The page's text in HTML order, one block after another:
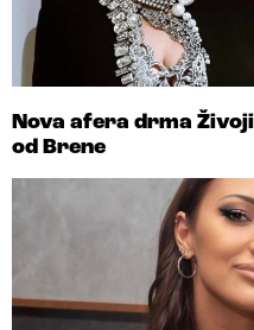
Nova afera drma
od Brene